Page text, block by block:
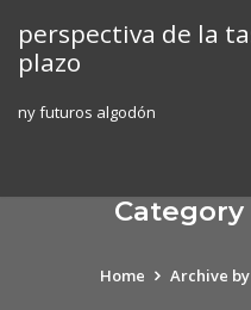
content
perspectiva de la
plazo
ny futuros algodón
Category
Home Archive